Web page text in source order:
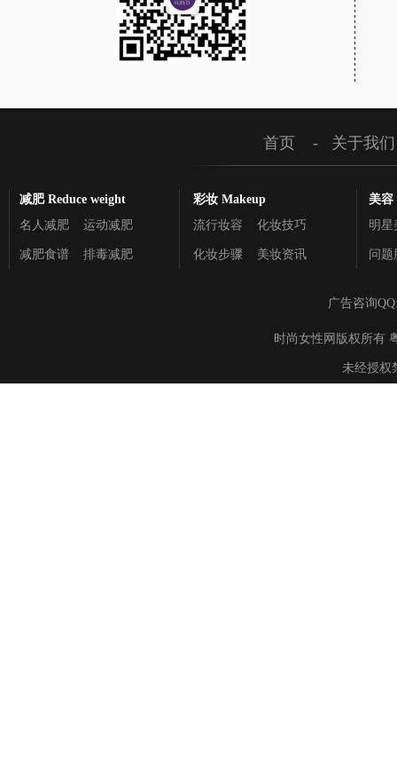
首页 - 关于我们
减肥 Reduce weight
名人减肥
运动减肥
减肥食谱 排毒减肥
彩妆 Makeup
流行妆容
化妆技巧
化妆步骤 美妆资讯
美容
明星
问题
广告咨询
时尚女性网版权所有
未经授权